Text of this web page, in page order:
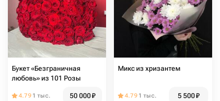
Букет «Безграничная
любовь» из 101 Розы
4.79 1 тыс. 50 000₽
Микс из хризантем
4.79 1 тыс. 5 500₽